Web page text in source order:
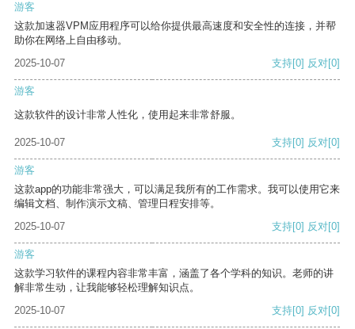
游客
这款加速器VPM应用程序可以给你提供最高速度和安全性的连接，并帮
助你在网络上自由移动。
2025-10-07
支持[0] 反对[0]
游客
这款软件的设计非常人性化，使用起来非常舒服。
2025-10-07 支持[0] 反对[0]
游客
这款app的功能非常强大，可以满足我所有的工作需求。我可以使用它来
编辑文档、制作演示文稿、管理日程安排等。
2025-10-07
支持[0] 反对[0]
游客
这款学习软件的课程内容非常丰富，涵盖了各个学科的知识。老师的讲
解非常生动，让我能够轻松理解知识点。
2025-10-07
支持[0] 反对[0]